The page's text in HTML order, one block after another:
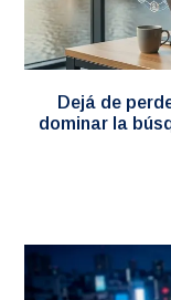
Dejá de
dominar la